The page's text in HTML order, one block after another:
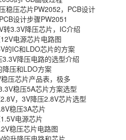
稳压芯片PW2052，PCB设计
设计步骤PW2051
转3.3V降压芯片，IC介绍
电源芯片电路图
的IC和LDO芯片的方案
降压电路的选型介绍
降压和LDO方案
压芯片产品表，极多
稳压5A芯片方案选型
，3V降压2.8V芯片选型
稳压3A芯片
电源芯片
稳压芯片电路图